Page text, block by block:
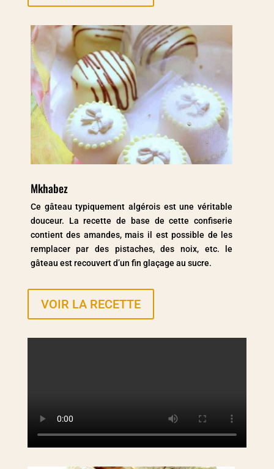
Mkhabez
Ce gâteau typiquement algérois est une véritable
douceur. La recette de base de cette confiserie
contient des amandes, mais il est possible de les
remplacer par des pistaches, des noix, etc. le
gâteau est recouvert d’un fin glaçage au sucre.
VOIR LA RECETTE